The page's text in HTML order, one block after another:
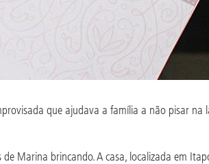
que ajudava a família a não pisar na
Marina brincando. A casa, localizada em